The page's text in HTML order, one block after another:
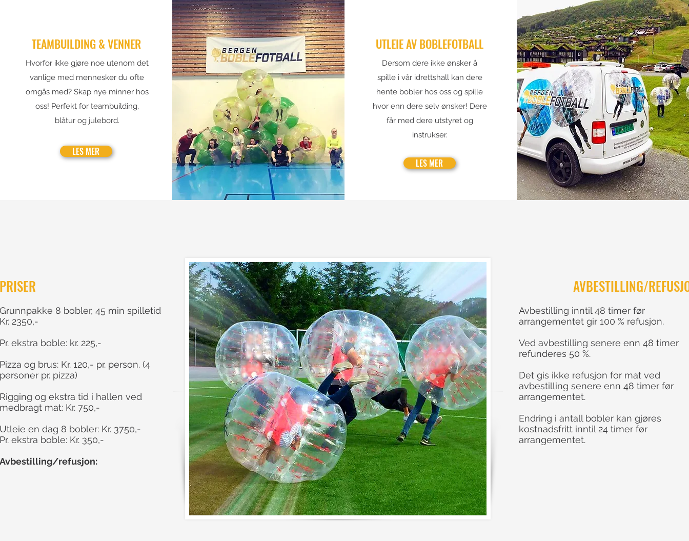
TEAMBUILDING & VENNER
Hvorfor ikke gjøre noe utenom det
vanlige med mennesker du ofte
omgås med? Skap nye minner hos
oss! Perfekt for teambuilding,
blåtur og julebord.
LES MER
UTLEIE AV BOBLEFOTBALL
Dersom dere ikke ønsker å
spille i vår idrettshall kan dere
hente bobler hos oss og spille
hvor enn dere selv ønsker! Dere
får med dere utstyret og
instrukser.
LES MER
PRISER
Grunnpakke 8 bobler, 45 min spilletid
Kr. 2350,-
Pr. ekstra boble: kr. 225,-
Pizza og brus: Kr. 120,- pr. person. (4
personer pr. pizza)
Rigging og ekstra tid i hallen ved
medbragt mat: Kr. 750,-
Utleie en dag 8 bobler: Kr. 3750,-
Pr. ekstra boble: Kr. 350,-
Avbestilling/refusjon:
AVBESTILLING/
Avbestilling inntil 48 timer før
arrangementet gir 100 % refusjon.
Ved avbestilling senere enn 48 timer
refunderes 50 %.
Det gis ikke refusjon for mat ved
avbestilling senere enn 48 timer før
arrangementet.
Endring i antall bobler kan gjøres
kostnadsfritt inntil 24 timer før
arrangementet.